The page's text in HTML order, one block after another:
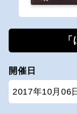
開催日
2017年10月06